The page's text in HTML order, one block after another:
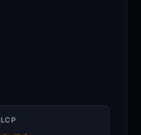
LCP